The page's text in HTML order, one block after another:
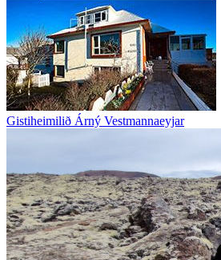
Gistiheimilið Árný Vestmannaeyjar